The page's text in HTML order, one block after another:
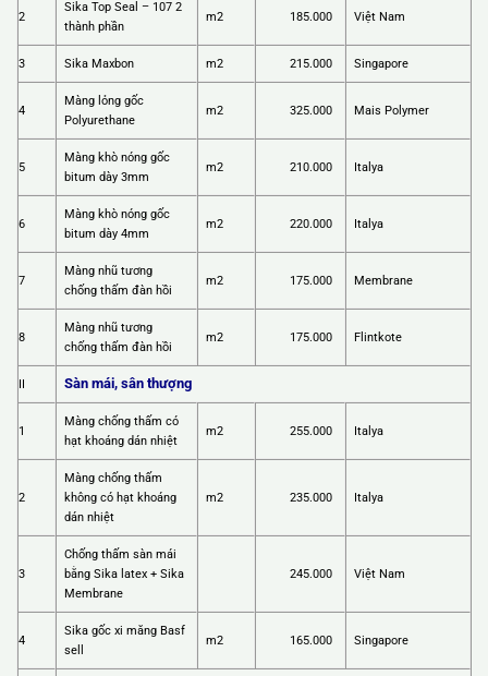
2
Sika Top Seal – 107 2
thành phần
m2 185.000 Việt Nam
3 Sika Maxbon m2 215.000 Singapore
4
Màng lỏng gốc
Polyurethane
m2 325.000 Mais Polymer
5
Màng khò nóng gốc
bitum dày 3mm
m2 210.000 Italya
6
Màng khò nóng gốc
bitum dày 4mm
m2 220.000 Italya
7
Màng nhũ tương
chống thấm đàn hồi
m2 175.000 Membrane
8
Màng nhũ tương
chống thấm đàn hồi
m2 175.000 Flintkote
Sàn mái, sân thượng
1
Màng chống thấm có
hạt khoáng dán nhiệt
m2 255.000 Italya
2
Màng chống thấm
không có hạt khoáng
dán nhiệt
m2 235.000 Italya
3
Chống thấm sàn mái
bằng Sika latex + Sika
Membrane
245.000 Việt Nam
4
Sika gốc xi măng Basf
sell
m2 165.000 Singapore